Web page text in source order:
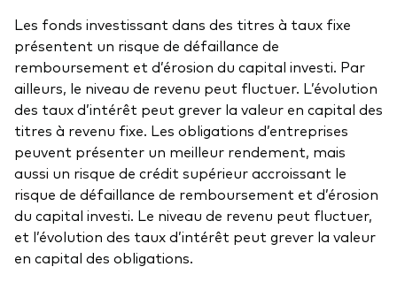
Les fonds investissant dans des titres à taux fixe
présentent un risque de défaillance de
remboursement et d’érosion du capital investi. Par
ailleurs, le niveau de revenu peut fluctuer. L’évolution
des taux d’intérêt peut grever la valeur en capital des
titres à revenu fixe. Les obligations d’entreprises
peuvent présenter un meilleur rendement, mais
aussi un risque de crédit supérieur accroissant le
risque de défaillance de remboursement et d’érosion
du capital investi. Le niveau de revenu peut fluctuer,
et l’évolution des taux d’intérêt peut grever la valeur
en capital des obligations.